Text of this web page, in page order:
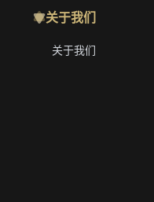
关于我们
关于我们